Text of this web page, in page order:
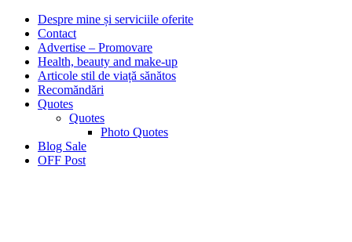
Despre mine și serviciile oferite
Contact
Advertise – Promovare
Health, beauty and make-up
Articole stil de viață sănătos
Recomăndări
Quotes
Quotes
Photo Quotes
Blog Sale
OFF Post